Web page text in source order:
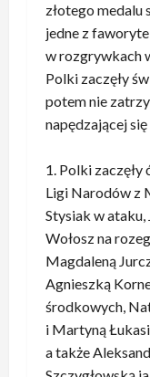
złotego medalu
jedne z
w rozgrywkach
Polki zaczęły
potem nie
napędzającej się
Polki zaczęły
Ligi Narodów z
Stysiak w ataku,
Wołosz na
Magdaleną
Agnieszką
środkowych,
i Martyną
a także